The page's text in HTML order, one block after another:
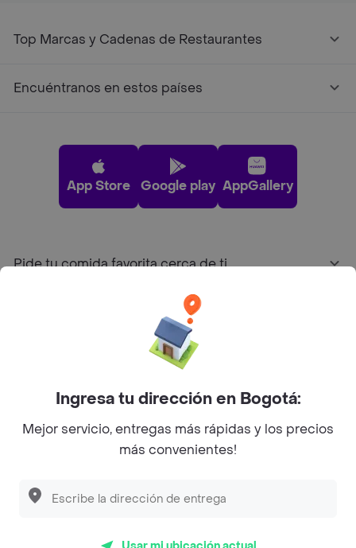
Top Marcas y Cadenas de Restaurantes
Encuéntranos en estos países
App Store Google play AppGallery
Pide tu comida favorita cerca de ti
Sobre Rappi
Facebook
Twitter
Instagram
©2026Rappi Inc. All rights reserved.
Ingresa tu dirección en Bogotá:
Mejor servicio, entregas más rápidas y los precios
más convenientes!